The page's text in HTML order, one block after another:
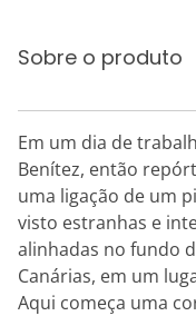
Sobre o produto
Em um dia de
Benítez, então
uma ligação de um
visto estranhas e
alinhadas no fundo
Canárias, em um
Aqui começa uma